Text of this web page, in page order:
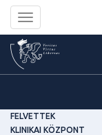
Toggle
navigation
FELVETTEK
KLINIKAI KÖZPONT